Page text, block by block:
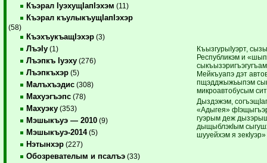
Къэрал IуэхущIапIэхэм (11)
Къэрал къулыкъущIапIэхэр
(58)
КъэхъукъащIэхэр (3)
ЛъэIу (1)
Лъэпкъ Iуэху (276)
Лъэпкъхэр (5)
Малъхъэдис (308)
Махуэгъэпс (78)
Махуэку (353)
Мэшыкъуэ — 2010 (9)
Мэшыкъуэ-2014(5)
Нэтынхэр (227)
Обозревателым и псалъэ (33)
КъызгурыIуэрт,
Республикэм и
Мейкъуапэ дэт
пщэдджыжьыпэм
микроавтобусым
Дыздэжэм,
«Адыгея»
гуэрым деж
дыщыблэкIым
шууейхэм я